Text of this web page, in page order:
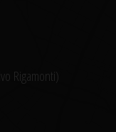
Rigamonti)